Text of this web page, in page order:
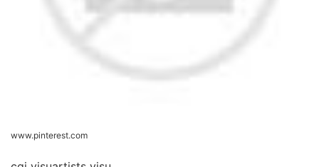
www.pinterest.com